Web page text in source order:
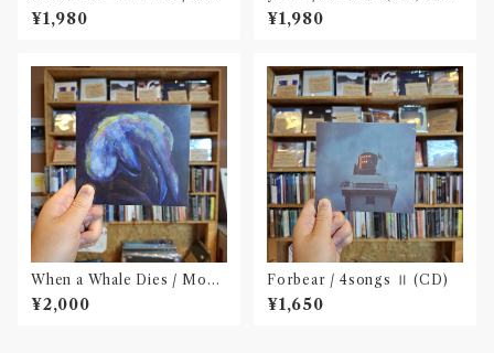
al(CD)
¥1,980
屋〟
¥1,980
When a Whale Dies / Moby
Dick(CD)
¥2,000
Forbear / 4songs Ⅱ (CD)
¥1,650